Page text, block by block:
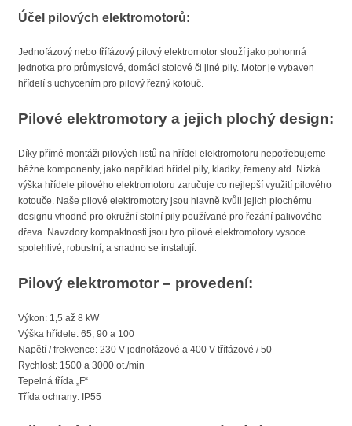
Účel pilových elektromotorů:
Jednofázový nebo třífázový pilový elektromotor slouží jako pohonná
jednotka pro průmyslové, domácí stolové či jiné pily. Motor je vybaven
hřídelí s uchycením pro pilový řezný kotouč.
Pilové elektromotory a jejich plochý design:
Díky přímé montáži pilových listů na hřídel elektromotoru nepotřebujeme
běžné komponenty, jako například hřídel pily, kladky, řemeny atd. Nízká
výška hřídele pilového elektromotoru zaručuje co nejlepší využití pilového
kotouče. Naše pilové elektromotory jsou hlavně kvůli jejich plochému
designu vhodné pro okružní stolní pily používané pro řezání palivového
dřeva. Navzdory kompaktnosti jsou tyto pilové elektromotory vysoce
spolehlivé, robustní, a snadno se instalují.
Pilový elektromotor – provedení:
Výkon: 1,5 až 8 kW
Výška hřídele: 65, 90 a 100
Napětí / frekvence: 230 V jednofázové a 400 V třífázové / 50
Rychlost: 1500 a 3000 ot./min
Tepelná třída „F“
Třída ochrany: IP55